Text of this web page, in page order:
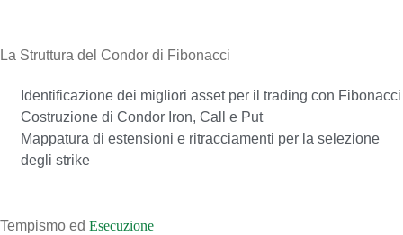
La Struttura del Condor di Fibonacci
Identificazione dei migliori asset per il trading con Fibonacci
Costruzione di Condor Iron, Call e Put
Mappatura di estensioni e ritracciamenti per la selezione
degli strike
Tempismo ed Esecuzione